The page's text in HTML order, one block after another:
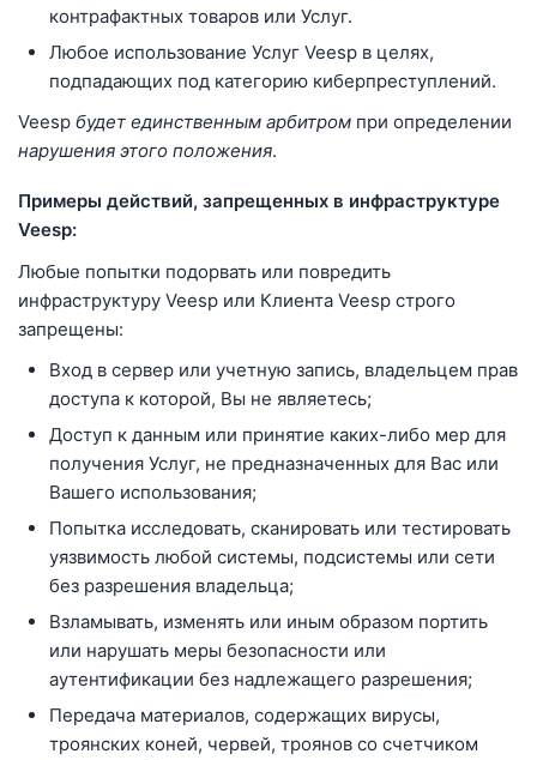
контрафактных товаров или Услуг.
Любое использование Услуг Veesp в целях,
подпадающих под категорию киберпреступлений.
Veesp будет единственным арбитром при определении
нарушения этого положения.
Примеры действий, запрещенных в инфраструктуре
Veesp:
Любые попытки подорвать или повредить
инфраструктуру Veesp или Клиента Veesp строго
запрещены:
Вход в сервер или учетную запись, владельцем прав
доступа к которой, Вы не являетесь;
Доступ к данным или принятие каких-либо мер для
получения Услуг, не предназначенных для Вас или
Вашего использования;
Попытка исследовать, сканировать или тестировать
уязвимость любой системы, подсистемы или сети
без разрешения владельца;
Взламывать, изменять или иным образом портить
или нарушать меры безопасности или
аутентификации без надлежащего разрешения;
Передача материалов, содержащих вирусы,
троянских коней, червей, троянов со счетчиком